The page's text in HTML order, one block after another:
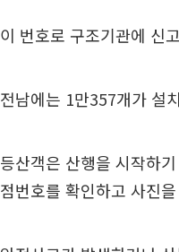
이 번호로 구조기관에 신
전남에는 1만357개가 설
등산객은 산행을 시작하
점번호를 확인하고 사진